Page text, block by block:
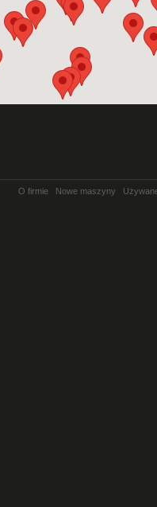
O firmie Nowe maszyny